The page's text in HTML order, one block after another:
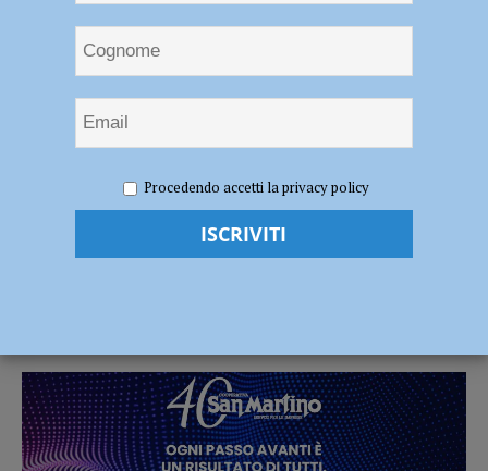
forfeit (covid): Bakery Piacenza in finale Playoff senza giocare
Rimini dà forfeit (covid): Bakery Piacenza
Procedendo accetti la privacy policy